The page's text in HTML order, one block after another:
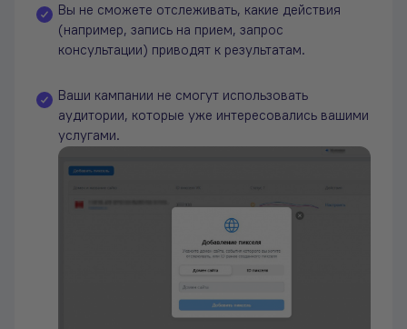
Вы не сможете отслеживать, какие действия
(например, запись на прием, запрос
консультации) приводят к результатам.
Ваши кампании не смогут использовать
аудитории, которые уже интересовались вашими
услугами.